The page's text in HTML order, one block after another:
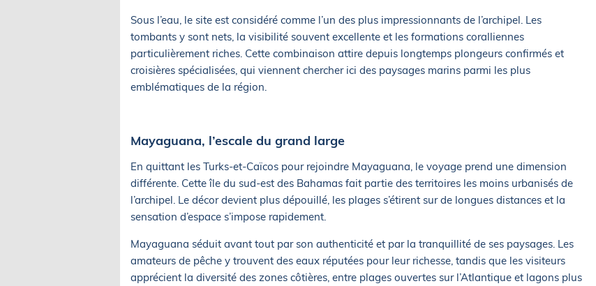
Sous l’eau, le site est considéré comme l’un des plus impressionnants de l’archipel. Les
tombants y sont nets, la visibilité souvent excellente et les formations coralliennes
particulièrement riches. Cette combinaison attire depuis longtemps plongeurs confirmés et
croisières spécialisées, qui viennent chercher ici des paysages marins parmi les plus
emblématiques de la région.
Mayaguana, l’escale du grand large
En quittant les Turks-et-Caïcos pour rejoindre Mayaguana, le voyage prend une dimension
différente. Cette île du sud-est des Bahamas fait partie des territoires les moins urbanisés de
l’archipel. Le décor devient plus dépouillé, les plages s’étirent sur de longues distances et la
sensation d’espace s’impose rapidement.
Mayaguana séduit avant tout par son authenticité et par la tranquillité de ses paysages. Les
amateurs de pêche y trouvent des eaux réputées pour leur richesse, tandis que les visiteurs
apprécient la diversité des zones côtières, entre plages ouvertes sur l’Atlantique et lagons plus